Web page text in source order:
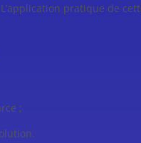
pratique de
;